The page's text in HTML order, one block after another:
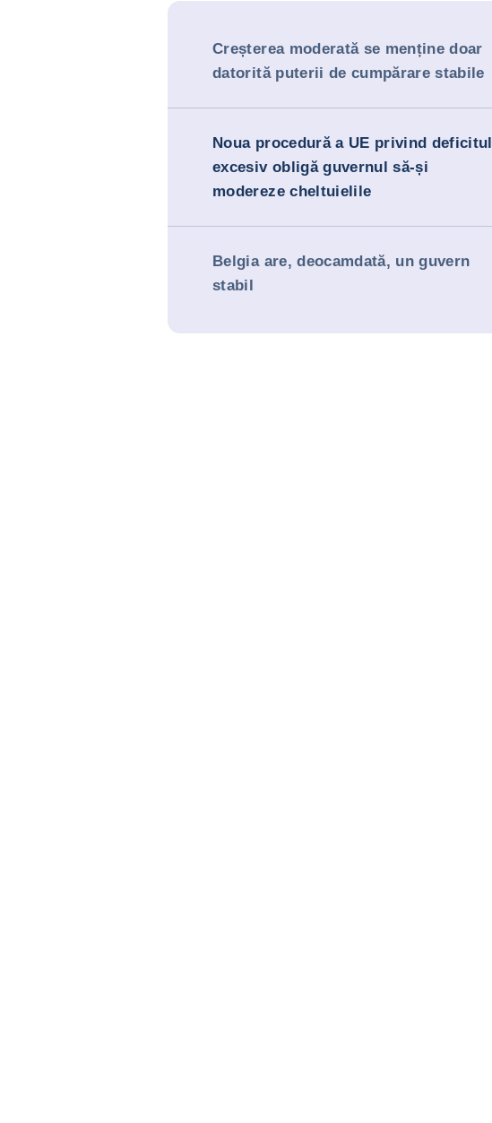
Creșterea moderată se menține doar
datorită puterii de cumpărare stabile
Noua procedură a UE privind deficitul
excesiv obligă guvernul să-și
modereze cheltuielile
Belgia are, deocamdată, un guvern
stabil